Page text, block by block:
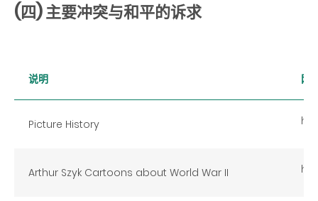
(四) 主要冲突与和平的诉求
说明 网
Picture History
Arthur Szyk Cartoons about World War II